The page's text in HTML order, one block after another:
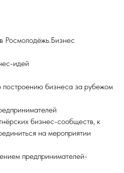
Росмолодёжь.Бизнес
идей
построению бизнеса за рубежом
бизнес-сообществ, к
на мероприятии
предпринимателей-